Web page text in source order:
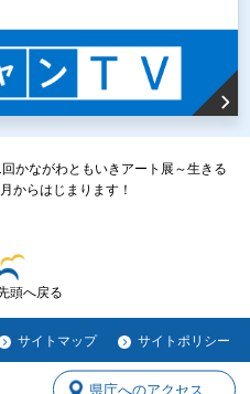
かながわともいきアート展～生きる
からはじまります！
頭へ戻る
サイトマップ サイトポリシー
県庁へのアクセス